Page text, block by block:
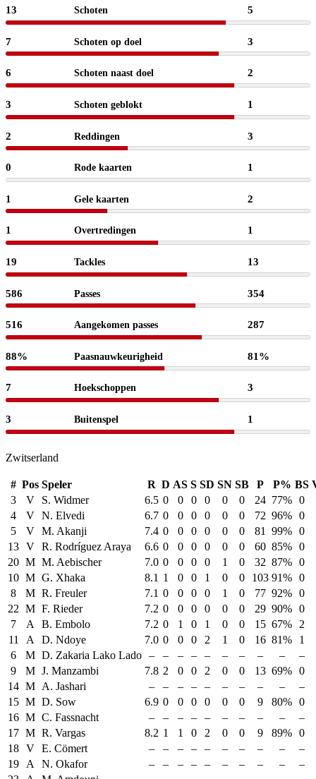
13 Schoten 5
7 Schoten op doel 3
6 Schoten naast doel 2
3 Schoten geblokt 1
2 Reddingen 3
0 Rode kaarten 1
1 Gele kaarten 2
1 Overtredingen 1
19 Tackles 13
586 Passes 354
516 Aangekomen passes 287
88% Paasnauwkeurigheid 81%
7 Hoekschoppen 3
3 Buitenspel 1
Zwitserland
# Pos Speler R D AS S SD SN SB P P% BS
3
V S. Widmer 6.5 0 0 0 0 0 0 24 77% 0
4
V N. Elvedi 6.7 0 0 0 0 0 0 72 96% 0
5
V M. Akanji 7.4 0 0 0 0 0 0 81 99% 0
13 V R. Rodríguez Araya 6.6 0 0 0 0 0 0 60 85% 0
20 M M. Aebischer 7.0 0 0 0 0 1 0 32 87% 0
10 M G. Xhaka 8.1 1 0 0 1 0 0 103 91% 0
8
M R. Freuler 7.1 0 0 0 0 1 0 77 92% 0
22 M F. Rieder 7.2 0 0 0 0 0 0 29 90% 0
7
A B. Embolo 7.2 0 1 0 1 0 0 15 67%
2
11
A D. Ndoye 7.0 0 0 0 2 1 0 16 81%
1
6
M D. Zakaria Lako Lado – – – – – – – – –
–
9
M J. Manzambi 7.8 2 0 0 2 0 0 13 69% 0
14 M A. Jashari – – – – – – – – –
–
15 M D. Sow 6.9 0 0 0 0 0 0 9 80% 0
16 M C. Fassnacht – – – – – – – – –
–
17 M R. Vargas 8.2 1 1 0 2 0 0 9 89% 0
18 V E. Cömert – – – – – – – – –
–
19
A N. Okafor – – – – – – – – –
–